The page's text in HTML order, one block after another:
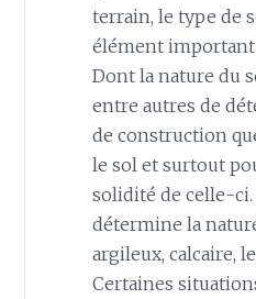
terrain, le type de
élément important
Dont la nature du
entre autres de
de construction
le sol et surtout
solidité de celle-ci.
détermine la
argileux, calcaire,
Certaines